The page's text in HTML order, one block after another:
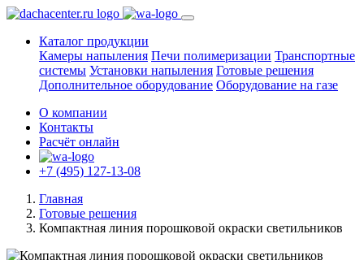
Каталог продукции
Камеры напыления Печи полимеризации Транспортные
системы Установки напыления Готовые решения
Дополнительное оборудование Оборудование на газе
О компании
Контакты
Расчёт онлайн
+7 (495) 127-13-08
Главная
Готовые решения
Компактная линия порошковой окраски светильников